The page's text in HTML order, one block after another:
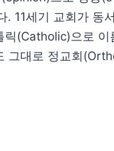
. 11세기 교회가 동
릭(Catholic)으로 이
그대로 정교회